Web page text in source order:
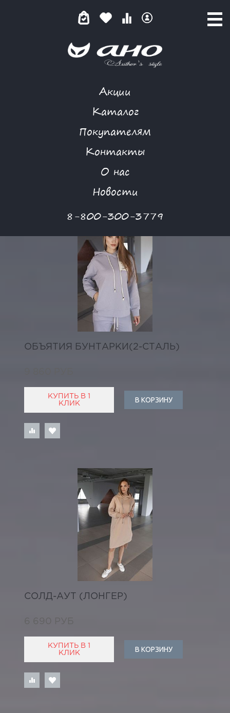
Акции
Каталог
Покупателям
Контакты
О нас
Новости
8-800-300-3779
КАТАЛОГ ТОВАРОВ
ОБЪЯТИЯ БУНТАРКИ(2-СТАЛЬ)
КУПИТЬ В 1
КЛИК
В КОРЗИНУ
СОЛД-АУТ (ЛОНГЕР)
6 690 РУБ
КУПИТЬ В 1
КЛИК
В КОРЗИНУ